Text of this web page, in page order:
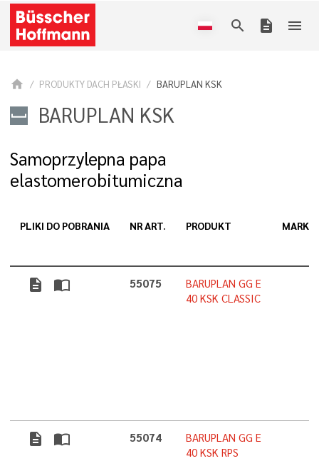
search description menu
home PRODUKTY DACH PŁASKI BARUPLAN KSK
BARUPLAN KSK
Samoprzylepna papa
elastomerobitumiczna
PLIKI DO POBRANIA NR ART. PRODUKT MARKA
description import_contacts 55075
BARUPLAN GG E
40 KSK CLASSIC
description import_contacts 55074
BARUPLAN GG E
40 KSK RPS